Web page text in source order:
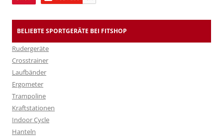
BELIEBTE SPORTGERÄTE BEI FITSHOP
Rudergeräte
Crosstrainer
Laufbänder
Ergometer
Trampoline
Kraftstationen
Indoor Cycle
Hanteln